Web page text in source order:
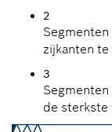
2
zijkanten
3
de sterkste